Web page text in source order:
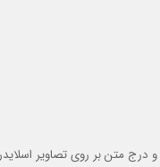
درج متن بر روی تصاویر